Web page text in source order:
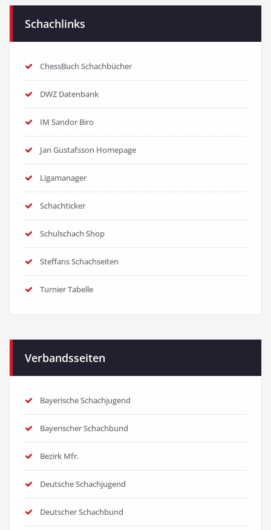
Schachlinks
ChessBuch Schachbücher
DWZ Datenbank
IM Sandor Biro
Jan Gustafsson Homepage
Ligamanager
Schachticker
Schulschach Shop
Steffans Schachseiten
Turnier Tabelle
Verbandsseiten
Bayerische Schachjugend
Bayerischer Schachbund
Bezirk Mfr.
Deutsche Schachjugend
Deutscher Schachbund